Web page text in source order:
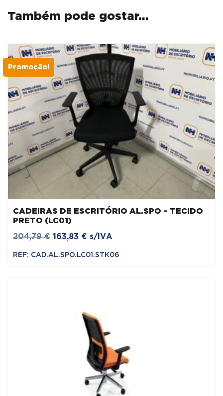
PELE
/
ALUMÍNIO
POLIDO
Também pode gostar…
Promoção!
CADEIRAS DE ESCRITÓRIO AL.SPO – TECIDO
PRETO (LC01)
204,79€ O
163,83 € O
s/IVA
REF: CAD.AL.SPO.LC01.STK06